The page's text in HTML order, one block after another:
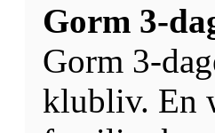
Gorm 3-
Gorm 3-
klubliv. En